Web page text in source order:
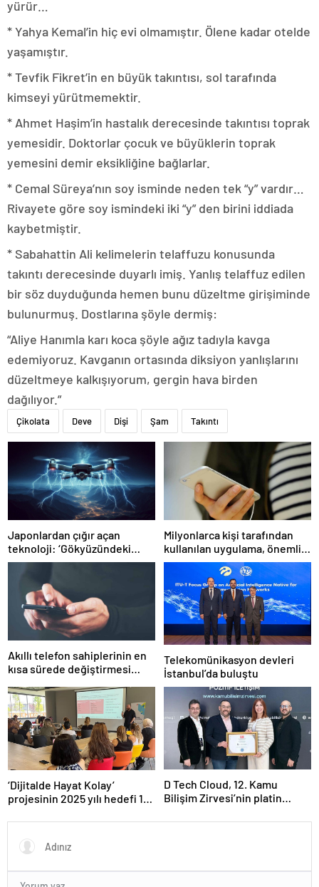
yürür…
* Yahya Kemal’in hiç evi olmamıştır. Ölene kadar otelde
yaşamıştır.
* Tevfik Fikret’in en büyük takıntısı, sol tarafında
kimseyi yürütmemektir.
* Ahmet Haşim’in hastalık derecesinde takıntısı toprak
yemesidir. Doktorlar çocuk ve büyüklerin toprak
yemesini demir eksikliğine bağlarlar.
* Cemal Süreya’nın soy isminde neden tek “y” vardır…
Rivayete göre soy ismindeki iki “y” den birini iddiada
kaybetmiştir.
* Sabahattin Ali kelimelerin telaffuzu konusunda
takıntı derecesinde duyarlı imiş. Yanlış telaffuz edilen
bir söz duyduğunda hemen bunu düzeltme girişiminde
bulunurmuş. Dostlarına şöyle dermiş:
“Aliye Hanımla karı koca şöyle ağız tadıyla kavga
edemiyoruz. Kavganın ortasında diksiyon yanlışlarını
düzeltmeye kalkışıyorum, gergin hava birden
dağılıyor.”
Çikolata Deve Dişi Şam Takıntı
Japonlardan çığır açan
teknoloji: ‘Gökyüzündeki
paratoner’
Milyonlarca kişi tarafından
kullanılan uygulama, önemli
bir özelliğini kapatıyor
Akıllı telefon sahiplerinin en
kısa sürede değiştirmesi
Telekomünikasyon devleri
İstanbul’da buluştu
‘Dijitalde Hayat Kolay’
projesinin 2025 yılı hedefi 15
D Tech Cloud, 12. Kamu
Bilişim Zirvesi’nin platin
geleceğe yön verdi